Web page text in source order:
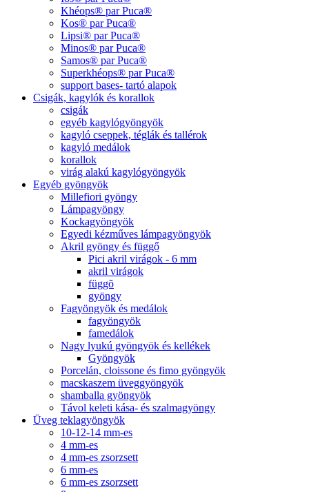
Khéops® par Puca®
Kos® par Puca®
Lipsi® par Puca®
Minos® par Puca®
Samos® par Puca®
Superkhéops® par Puca®
support bases- tartó alapok
Csigák, kagylók és korallok
csigák
egyéb kagylógyöngyök
kagyló cseppek, téglák és tallérok
kagyló medálok
korallok
virág alakú kagylógyöngyök
Egyéb gyöngyök
Millefiori gyöngy
Lámpagyöngy
Kockagyöngyök
Egyedi kézműves lámpagyöngyök
Akril gyöngy és függő
Pici akril virágok - 6 mm
akril virágok
függõ
gyöngy
Fagyöngyök és medálok
fagyöngyök
famedálok
Nagy lyukú gyöngyök és kellékek
Gyöngyök
Porcelán, cloissone és fimo gyöngyök
macskaszem üveggyöngyök
shamballa gyöngyök
Távol keleti kása- és szalmagyöngy
Üveg teklagyöngyök
10-12-14 mm-es
4 mm-es
4 mm-es zsorzsett
6 mm-es
6 mm-es zsorzsett